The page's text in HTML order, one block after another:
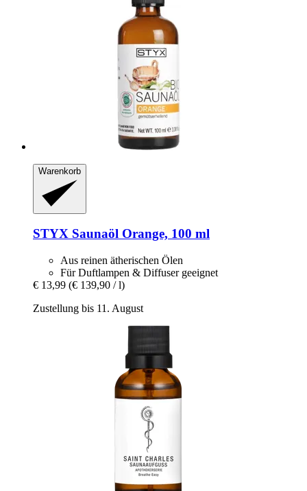
Warenkorb
STYX Saunaöl Orange, 100 ml
Aus reinen ätherischen Ölen
Für Duftlampen & Diffuser geeignet
€ 13,99 (€ 139,90 / l)
Zustellung bis 11. August